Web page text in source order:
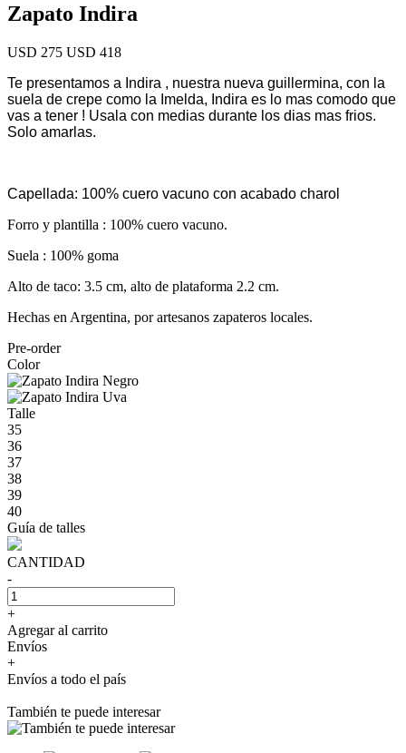
Zapato Indira
USD 275 USD 418
Te presentamos a Indira , nuestra nueva guillermina, con la
suela de crepe como la Imelda, Indira es lo mas comodo que
vas a tener ! Usala con medias durante los dias mas frios.
Solo amarlas.
Capellada: 100% cuero vacuno con acabado charol
Forro y plantilla : 100% cuero vacuno.
Suela : 100% goma
Alto de taco: 3.5 cm, alto de plataforma 2.2 cm.
Hechas en Argentina, por artesanos zapateros locales.
Pre-order
Color
Talle
35
36
37
38
39
40
Guía de talles
CANTIDAD
-
+
Agregar al carrito
Envíos
+
Envíos a todo el país
También te puede interesar